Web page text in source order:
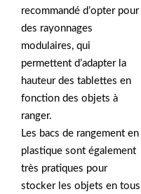
recommandé d’opter pour
des rayonnages
modulaires, qui
permettent d’adapter la
hauteur des tablettes en
fonction des objets à
ranger.
Les bacs de rangement en
plastique sont également
très pratiques pour
stocker les objets en tous